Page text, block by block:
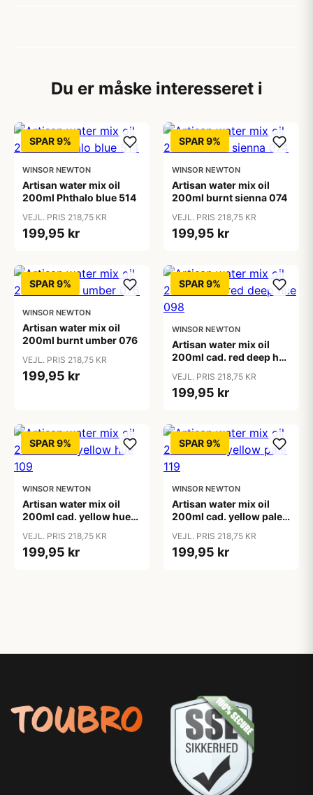
Du er måske interesseret i
SPAR 9%
WINSOR NEWTON
Artisan water mix oil
200ml Phthalo blue 514
VEJL. PRIS 218,75 KR
199,95 kr
SPAR 9%
WINSOR NEWTON
Artisan water mix oil
200ml burnt sienna 074
VEJL. PRIS 218,75 KR
199,95 kr
SPAR 9%
WINSOR NEWTON
Artisan water mix oil
200ml burnt umber 076
VEJL. PRIS 218,75 KR
199,95 kr
SPAR 9%
WINSOR NEWTON
Artisan water mix oil
200ml cad. red deep hue
VEJL. PRIS 218,75 KR
199,95 kr
SPAR 9%
WINSOR NEWTON
Artisan water mix oil
200ml cad. yellow hue
VEJL. PRIS 218,75 KR
199,95 kr
SPAR 9%
WINSOR NEWTON
Artisan water mix oil
200ml cad. yellow pale
VEJL. PRIS 218,75 KR
199,95 kr